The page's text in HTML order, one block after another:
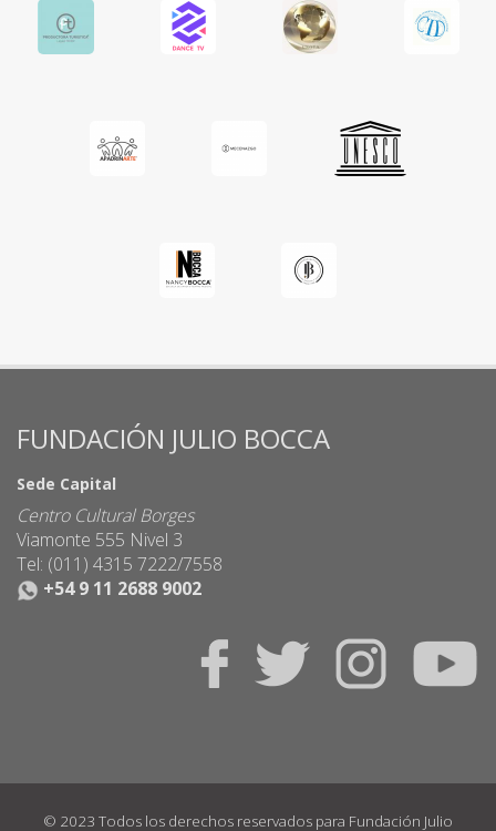
FUNDACIÓN JULIO BOCCA
Sede Capital
Centro Cultural Borges
Viamonte 555 Nivel 3
Tel: (011) 4315 7222/7558
+54 9 11 2688 9002
© 2023 Todos los derechos reservados para Fundación Julio